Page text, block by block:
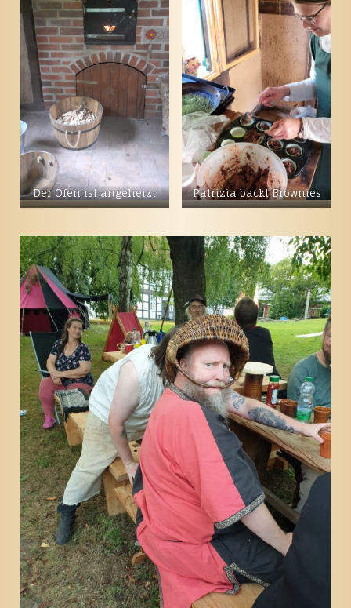
Der Ofen ist angeheizt Patrizia backt Brownies